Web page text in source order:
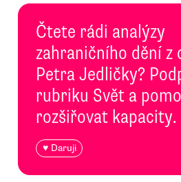
Čtete rádi analýzy
zahraničního dění z
Petra Jedličky?
rubriku Svět a
rozšiřovat kapacity.
♥ Daruji